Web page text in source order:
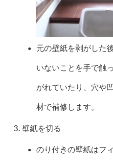
元の壁紙を剥がした
いないことを手で触
がれていたり、穴や
材で補修します。
壁紙を切る
のり付きの壁紙はフ